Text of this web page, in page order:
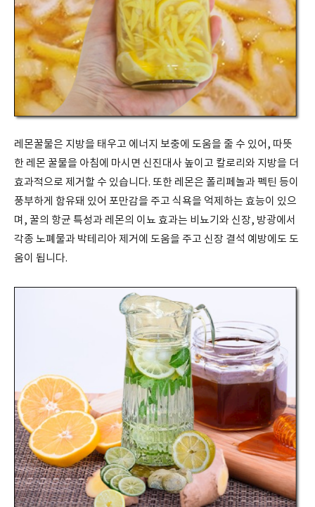
레몬꿀물은 지방을 태우고 에너지 보충에 도움을 줄 수 있어 , 따뜻
한 레몬 꿀물을 아침에 마시면 신진대사 높이고 칼로리와 지방을 더
효과적으로 제거할 수 있습니다. 또한 레몬은 폴리페놀과 펙틴 등이
풍부하게 함유돼 있어 포만감을 주고 식욕을 억제하는 효능이 있으
며 , 꿀의 항균 특성과 레몬의 이뇨 효과는 비뇨기와 신장, 방광에서
각종 노폐물과 박테리아 제거에 도움을 주고 신장 결석 예방에도 도
움이 됩니다.